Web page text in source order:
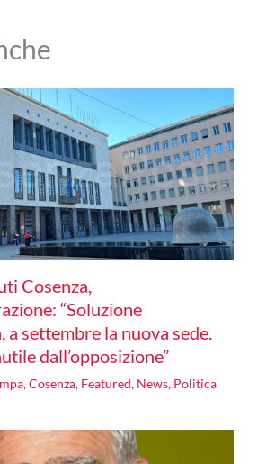
Cosenza,
“Soluzione
a settembre la nuova sede.
dall’opposizione”
,Cosenza, Featured, News, Politica